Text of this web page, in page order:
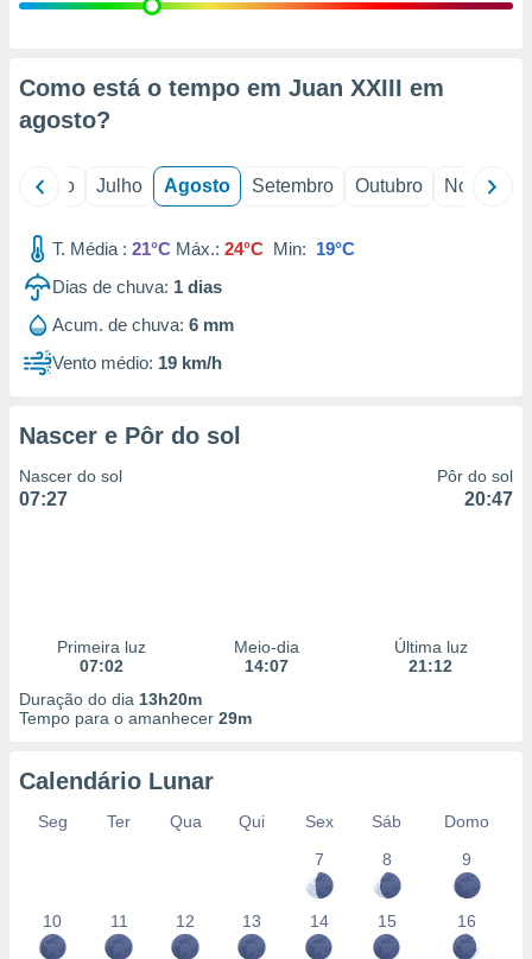
estudos
1199
Como está o tempo em Juan XXIII em
agosto?
Junho Julho Agosto Setembro Outubro Novembro
T. Média : 21°C Máx.: 24°C Min: 19°C
Dias de chuva: 1 dias
Acum. de chuva: 6 mm
Vento médio: 19 km/h
Nascer e Pôr do sol
Nascer do sol
07:27
Pôr do sol
20:47
Primeira luz
07:02
Meio-dia
14:07
Última luz
21:12
Duração do dia 13h20m
Tempo para o amanhecer 29m
Calendário Lunar
Seg Ter Qua Qui Sex Sáb
Domo
7
8 9
10 11 12 13 14 15 16